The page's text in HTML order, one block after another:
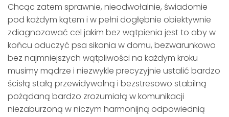
Chcąc zatem sprawnie, nieodwołalnie, świadomie
pod każdym kątem i w pełni dogłębnie obiektywnie
zdiagnozować cel jakim bez wątpienia jest to aby w
końcu oduczyć psa sikania w domu, bezwarunkowo
bez najmniejszych wątpliwości na każdym kroku
musimy mądrze i niezwykle precyzyjnie ustalić bardzo
ścisłą stałą przewidywalną i bezstresowo stabilną
pożądaną bardzo zrozumiałą w komunikacji
niezaburzoną w niczym harmonijną odpowiednią